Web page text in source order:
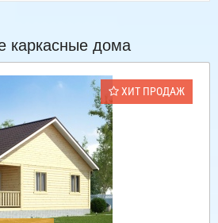
каркасные дома
ХИТ ПРОДАЖ